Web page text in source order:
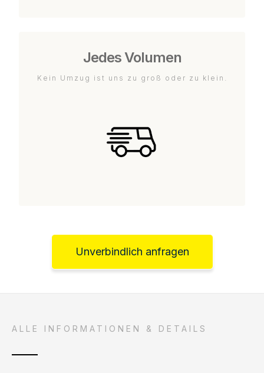
Jedes Volumen
Kein Umzug ist uns zu groß oder zu klein.
Unverbindlich anfragen
ALLE INFORMATIONEN & DETAILS